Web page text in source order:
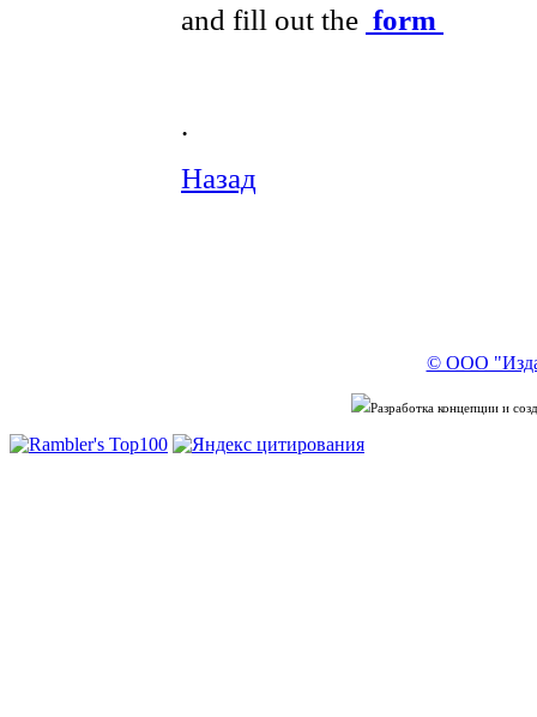
and fill out the form
.
Назад
© ООО
Разработка концепции и